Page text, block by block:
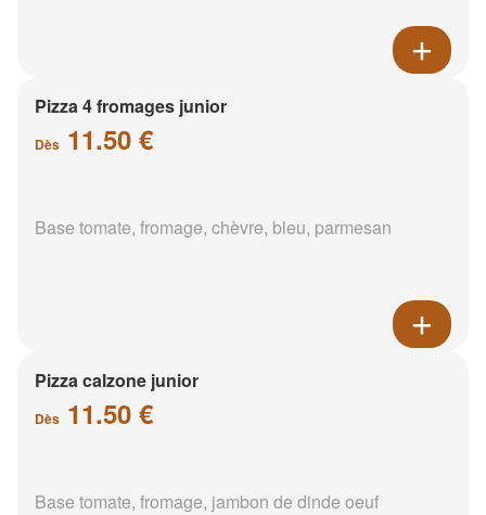
Pizza 4 fromages junior
Dès 11.50 €
Base tomate, fromage, chèvre, bleu, parmesan
Pizza calzone junior
Dès 11.50 €
Base tomate, fromage, jambon de dinde oeuf